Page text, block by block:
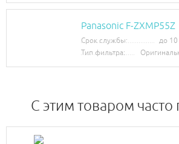
Panasonic F-ZXMP55Z
Срок службы:
до 10
Тип фильтра:
C этим товаром